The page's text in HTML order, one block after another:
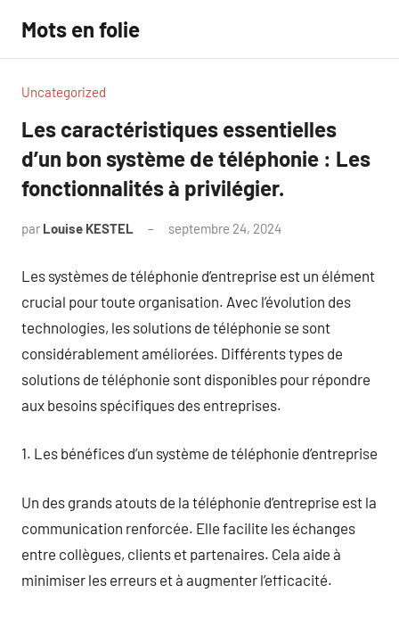
contenu
Mots en folie
Uncategorized
Les caractéristiques essentielles
d’un bon système de téléphonie : Les
fonctionnalités à privilégier.
par Louise KESTEL septembre 24, 2024
Les systèmes de téléphonie d’entreprise est un élément
crucial pour toute organisation. Avec l’évolution des
technologies, les solutions de téléphonie se sont
considérablement améliorées. Différents types de
solutions de téléphonie sont disponibles pour répondre
aux besoins spécifiques des entreprises.
1. Les bénéfices d’un système de téléphonie d’entreprise
Un des grands atouts de la téléphonie d’entreprise est la
communication renforcée. Elle facilite les échanges
entre collègues, clients et partenaires. Cela aide à
minimiser les erreurs et à augmenter l’efficacité.